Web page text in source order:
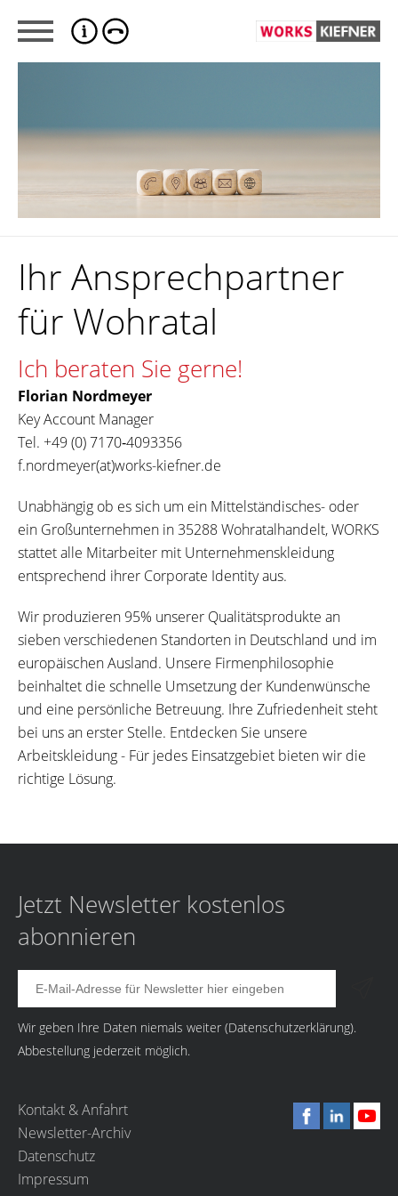
Ihr Ansprechpartner
für Wohratal
Ich beraten Sie gerne!
Florian Nordmeyer
Key Account Manager
Tel. +49 (0) 7170‐4093356
f.nordmeyer(at)works-kiefner.de
Unabhängig ob es sich um ein Mittelständisches- oder
ein Großunternehmen in 35288 Wohratalhandelt, WORKS
stattet alle Mitarbeiter mit Unternehmenskleidung
entsprechend ihrer Corporate Identity aus.
Wir produzieren 95% unserer Qualitätsprodukte an
sieben verschiedenen Standorten in Deutschland und im
europäischen Ausland. Unsere Firmenphilosophie
beinhaltet die schnelle Umsetzung der Kundenwünsche
und eine persönliche Betreuung. Ihre Zufriedenheit steht
bei uns an erster Stelle. Entdecken Sie unsere
Arbeitskleidung - Für jedes Einsatzgebiet bieten wir die
richtige Lösung.
Jetzt Newsletter kostenlos
abonnieren
Wir geben Ihre Daten niemals weiter (Datenschutzerklärung).
Abbestellung jederzeit möglich.
Kontakt & Anfahrt
Newsletter-Archiv
Datenschutz
Impressum